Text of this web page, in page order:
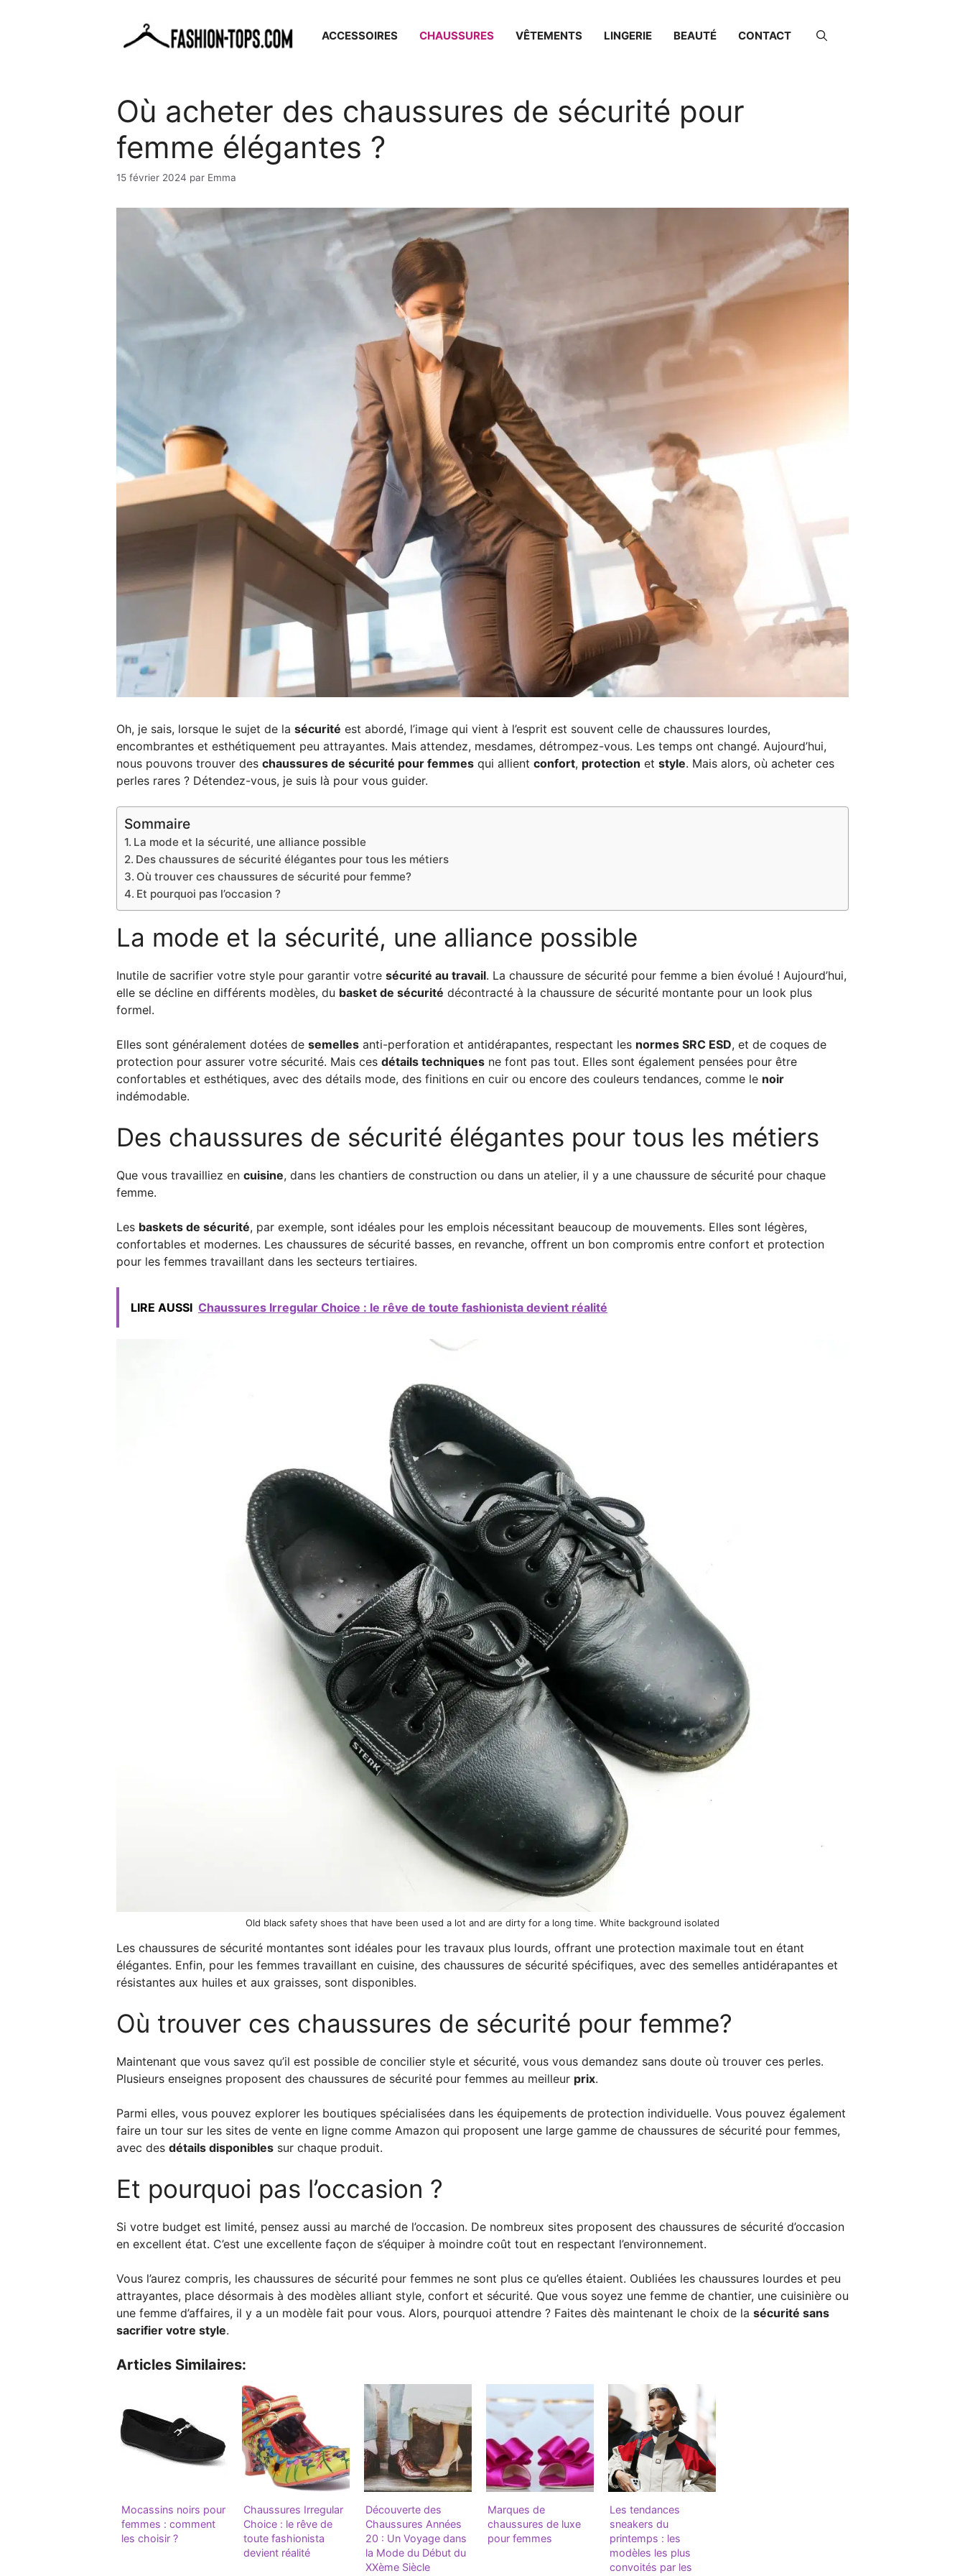
ACCESSOIRES CHAUSSURES VÊTEMENTS LINGERIE BEAUTÉ CONTACT
Où acheter des chaussures de sécurité pour
femme élégantes ?
15 février 2024 par Emma
Oh, je sais, lorsque le sujet de la sécurité est abordé, l’image qui vient à l’esprit est souvent celle de chaussures lourdes,
encombrantes et esthétiquement peu attrayantes. Mais attendez, mesdames, détrompez-vous. Les temps ont changé. Aujourd’hui,
nous pouvons trouver des chaussures de sécurité pour femmes qui allient confort, protection et style. Mais alors, où acheter ces
perles rares ? Détendez-vous, je suis là pour vous guider.
Sommaire
La mode et la sécurité, une alliance possible
Des chaussures de sécurité élégantes pour tous les métiers
Où trouver ces chaussures de sécurité pour femme?
Et pourquoi pas l’occasion ?
La mode et la sécurité, une alliance possible
Inutile de sacrifier votre style pour garantir votre sécurité au travail. La chaussure de sécurité pour femme a bien évolué ! Aujourd’hui,
elle se décline en différents modèles, du basket de sécurité décontracté à la chaussure de sécurité montante pour un look plus
formel.
Elles sont généralement dotées de semelles anti-perforation et antidérapantes, respectant les normes SRC ESD, et de coques de
protection pour assurer votre sécurité. Mais ces détails techniques ne font pas tout. Elles sont également pensées pour être
confortables et esthétiques, avec des détails mode, des finitions en cuir ou encore des couleurs tendances, comme le noir
indémodable.
Des chaussures de sécurité élégantes pour tous les métiers
Que vous travailliez en cuisine, dans les chantiers de construction ou dans un atelier, il y a une chaussure de sécurité pour chaque
femme.
Les baskets de sécurité, par exemple, sont idéales pour les emplois nécessitant beaucoup de mouvements. Elles sont légères,
confortables et modernes. Les chaussures de sécurité basses, en revanche, offrent un bon compromis entre confort et protection
pour les femmes travaillant dans les secteurs tertiaires.
LIRE AUSSI Chaussures Irregular Choice : le rêve de toute fashionista devient réalité
Old black safety shoes that have been used a lot and are dirty for a long time. White background isolated
Les chaussures de sécurité montantes sont idéales pour les travaux plus lourds, offrant une protection maximale tout en étant
élégantes. Enfin, pour les femmes travaillant en cuisine, des chaussures de sécurité spécifiques, avec des semelles antidérapantes et
résistantes aux huiles et aux graisses, sont disponibles.
Où trouver ces chaussures de sécurité pour femme?
Maintenant que vous savez qu’il est possible de concilier style et sécurité, vous vous demandez sans doute où trouver ces perles.
Plusieurs enseignes proposent des chaussures de sécurité pour femmes au meilleur prix.
Parmi elles, vous pouvez explorer les boutiques spécialisées dans les équipements de protection individuelle. Vous pouvez également
faire un tour sur les sites de vente en ligne comme Amazon qui proposent une large gamme de chaussures de sécurité pour femmes,
avec des détails disponibles sur chaque produit.
Et pourquoi pas l’occasion ?
Si votre budget est limité, pensez aussi au marché de l’occasion. De nombreux sites proposent des chaussures de sécurité d’occasion
en excellent état. C’est une excellente façon de s’équiper à moindre coût tout en respectant l’environnement.
Vous l’aurez compris, les chaussures de sécurité pour femmes ne sont plus ce qu’elles étaient. Oubliées les chaussures lourdes et peu
attrayantes, place désormais à des modèles alliant style, confort et sécurité. Que vous soyez une femme de chantier, une cuisinière ou
une femme d’affaires, il y a un modèle fait pour vous. Alors, pourquoi attendre ? Faites dès maintenant le choix de la sécurité sans
sacrifier votre style.
Articles Similaires:
Mocassins noirs pour
femmes : comment
les choisir ?
Chaussures Irregular
Choice : le rêve de
toute fashionista
devient réalité
Découverte des
Chaussures Années
20 : Un Voyage dans
la Mode du Début du
XXème Siècle
Marques de
chaussures de luxe
pour femmes
Les tendances
sneakers du
printemps : les
modèles les plus
convoités par les